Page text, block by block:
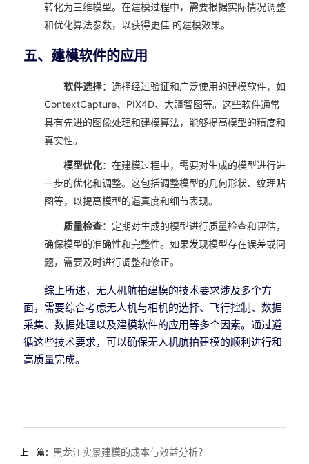
转化为三维模型。在建模过程中，需要根据实际情况调整
和优化算法参数，以获得更佳 的建模效果。
五、建模软件的应用
软件选择：选择经过验证和广泛使用的建模软件，如
ContextCapture、PIX4D、大疆智图等。这些软件通常
具有先进的图像处理和建模算法，能够提高模型的精度和
真实性。
模型优化：在建模过程中，需要对生成的模型进行进
一步的优化和调整。这包括调整模型的几何形状、纹理贴
图等，以提高模型的逼真度和细节表现。
质量检查：定期对生成的模型进行质量检查和评估，
确保模型的准确性和完整性。如果发现模型存在误差或问
题，需要及时进行调整和修正。
综上所述，无人机航拍建模的技术要求涉及多个方
面，需要综合考虑无人机与相机的选择、飞行控制、数据
采集、数据处理以及建模软件的应用等多个因素。通过遵
循这些技术要求，可以确保无人机航拍建模的顺利进行和
高质量完成。
上一篇： 黑龙江实景建模的成本与效益分析？